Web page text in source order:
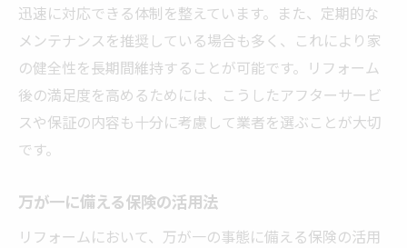
迅速に対応できる体制を整えています。また、定期的な
メンテナンスを推奨している場合も多く、これにより家
の健全性を長期間維持することが可能です。リフォーム
後の満足度を高めるためには、こうしたアフターサービ
スや保証の内容も十分に考慮して業者を選ぶことが大切
です。
万が一に備える保険の活用法
リフォームにおいて、万が一の事態に備える保険の活用